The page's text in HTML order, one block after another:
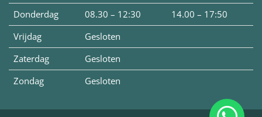
Donderdag
08.30 – 12:30
14.00 – 17:50
Vrijdag
Gesloten
Zaterdag
Gesloten
Zondag
Gesloten